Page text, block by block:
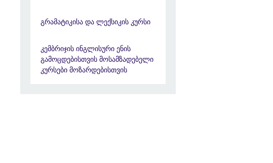
გრამატიკისა და ლექსიკის კურსი
კემბრიჯის ინგლისური ენის
გამოცდებისთვის მოსამზადებელი
კურსები მოზარდებისთვის